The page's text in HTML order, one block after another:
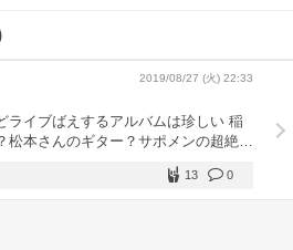
2019/08/27 (火) 22:33
ライブばえするアルバムは珍しい 稲
本さんのギター？サポメンの超絶テ
0
13